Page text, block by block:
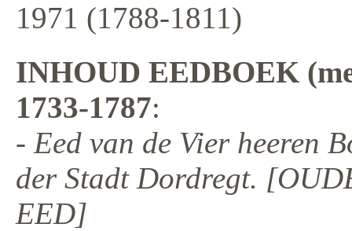
1971 (1788-1811)
INHOUD EEDBOEK
1733-1787:
- Eed van de Vier heeren
der Stadt Dordregt.
EED]